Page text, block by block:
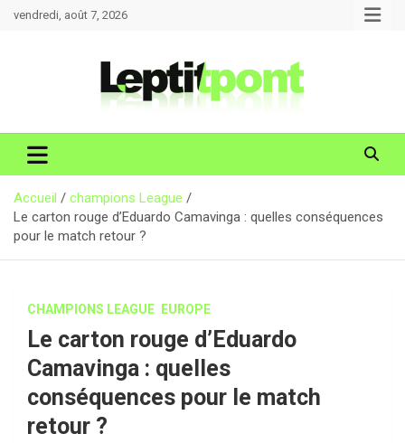
vendredi, août 7, 2026
Accueil
champions League
Le carton rouge d’Eduardo Camavinga : quelles conséquences
pour le match retour ?
CHAMPIONS LEAGUE EUROPE
Le carton rouge d’Eduardo
Camavinga : quelles
conséquences pour le match
retour ?